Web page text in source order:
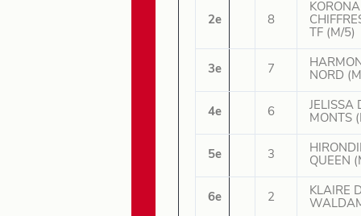
2e 8
TF (M/5)
3e 7
NORD
4e 6
JELISSA
MONTS
5e 3
QUEEN
6e 2
KLAIRE